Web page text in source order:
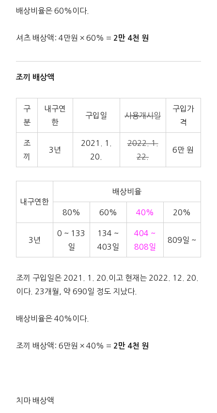
배상비율은 60%이다.
셔츠 배상액: 4만원 × 60% = 2만 4천 원
조끼 배상액
구
분
내구연
한
구입일 사용개시일
구입가
격
조
끼
3년
2021. 1.
20.
2022. 1.
22.
6만 원
내구연한
배상비율
80% 60% 40% 20%
3년
0 ~ 133
일
134 ~
403일
404 ~
808일
809일 ~
조끼 구입일은 2021. 1. 20.이고 현재는 2022. 12. 20.
이다. 23개월, 약 690일 정도 지났다.
배상비율은 40%이다.
조끼 배상액: 6만원 × 40% = 2만 4천 원
치마 배상액